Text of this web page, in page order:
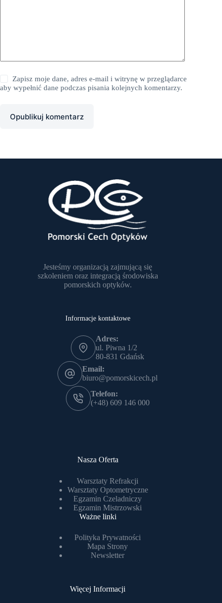
Zapisz moje dane, adres e-mail i witrynę w przeglądarce
aby wypełnić dane podczas pisania kolejnych komentarzy.
Opublikuj komentarz
Jesteśmy organizacją zajmującą się
szkoleniem oraz integracją środowiska
pomorskich optyków.
Informacje kontaktowe
Adres:
ul. Piwna 1/2
80-831 Gdańsk
Email:
biuro@pomorskicech.pl
Telefon:
(+48) 609 146 000
Nasza Oferta
Warsztaty Refrakcji
Warsztaty Optometryczne
Egzamin Czeladniczy
Egzamin Mistrzowski
Ważne linki
Polityka Prywatności
Mapa Strony
Newsletter
Więcej Informacji